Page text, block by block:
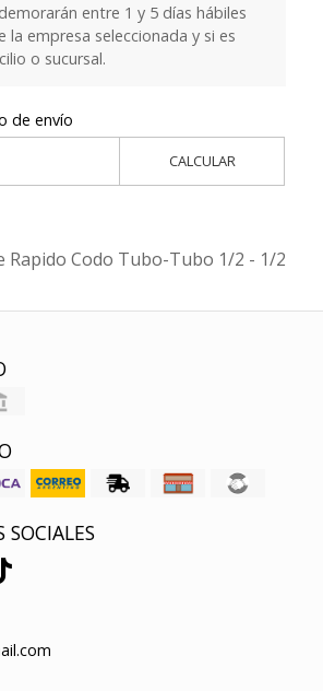
entre 1 y 5 días hábiles
la empresa seleccionada y si es
o sucursal.
de envío
CALCULAR
Rapido Codo Tubo-Tubo 1/2 - 1/2
SOCIALES